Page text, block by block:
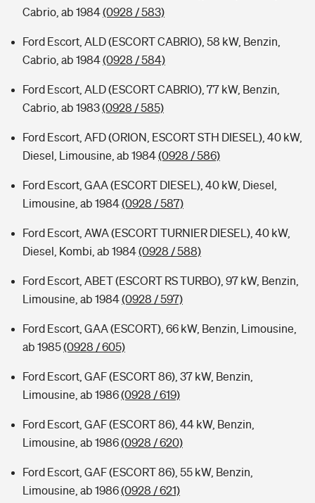
Cabrio, ab 1984(0928 / 583)
Ford Escort, ALD (ESCORT CABRIO), 58 kW, Benzin,
Cabrio, ab 1984(0928 / 584)
Ford Escort, ALD (ESCORT CABRIO), 77 kW, Benzin,
Cabrio, ab 1983(0928 / 585)
Ford Escort, AFD (ORION, ESCORT STH DIESEL), 40 kW,
Diesel, Limousine, ab 1984(0928 / 586)
Ford Escort, GAA (ESCORT DIESEL), 40 kW, Diesel,
Limousine, ab 1984(0928 / 587)
Ford Escort, AWA (ESCORT TURNIER DIESEL), 40 kW,
Diesel, Kombi, ab 1984(0928 / 588)
Ford Escort, ABET (ESCORT RS TURBO), 97 kW, Benzin,
Limousine, ab 1984(0928 / 597)
Ford Escort, GAA (ESCORT), 66 kW, Benzin, Limousine,
ab 1985(0928 / 605)
Ford Escort, GAF (ESCORT 86), 37 kW, Benzin,
Limousine, ab 1986(0928 / 619)
Ford Escort, GAF (ESCORT 86), 44 kW, Benzin,
Limousine, ab 1986(0928 / 620)
Ford Escort, GAF (ESCORT 86), 55 kW, Benzin,
Limousine, ab 1986(0928 / 621)